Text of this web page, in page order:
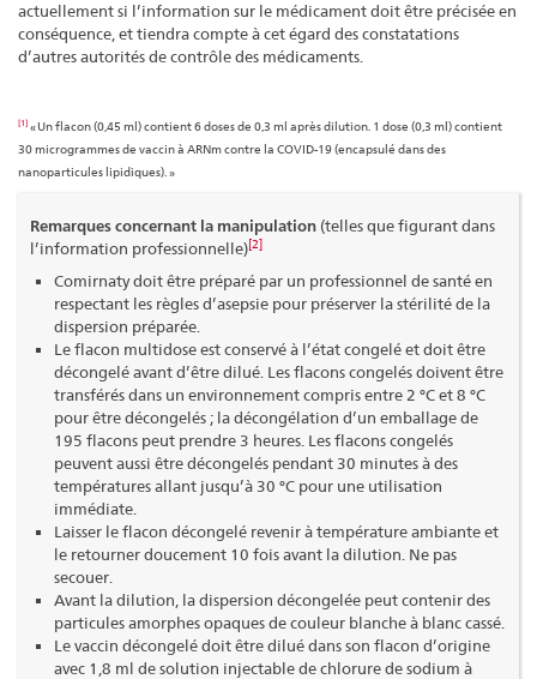
actuellement si l’information sur le médicament doit être précisée en
conséquence, et tiendra compte à cet égard des constatations
d’autres autorités de contrôle des médicaments.
[1] « Un flacon (0,45 ml) contient 6 doses de 0,3 ml après dilution. 1 dose (0,3 ml) contient
30 microgrammes de vaccin à ARNm contre la COVID-19 (encapsulé dans des
nanoparticules lipidiques). »
Remarques concernant la manipulation (telles que figurant dans
l’information professionnelle)[2]
Comirnaty doit être préparé par un professionnel de santé en
respectant les règles d’asepsie pour préserver la stérilité de la
dispersion préparée.
Le flacon multidose est conservé à l’état congelé et doit être
décongelé avant d’être dilué. Les flacons congelés doivent être
transférés dans un environnement compris entre 2 °C et 8 °C
pour être décongelés ; la décongélation d’un emballage de
195 flacons peut prendre 3 heures. Les flacons congelés
peuvent aussi être décongelés pendant 30 minutes à des
températures allant jusqu’à 30 °C pour une utilisation
immédiate.
Laisser le flacon décongelé revenir à température ambiante et
le retourner doucement 10 fois avant la dilution. Ne pas
secouer.
Avant la dilution, la dispersion décongelée peut contenir des
particules amorphes opaques de couleur blanche à blanc cassé.
Le vaccin décongelé doit être dilué dans son flacon d’origine
avec 1,8 ml de solution injectable de chlorure de sodium à